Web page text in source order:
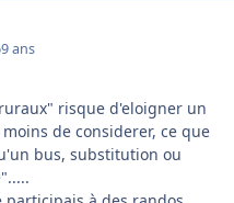
9 ans
risque d'eloigner un
de considerer, ce que
bus, substitution ou